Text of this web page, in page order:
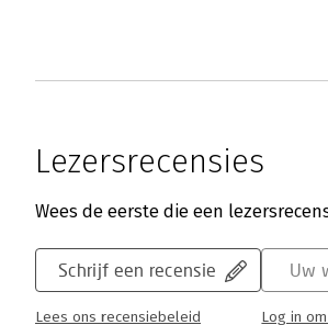
Lezersrecensies
Wees de eerste die een
Schrijf een recensie
Lees ons recensiebeleid
Uw
Log in